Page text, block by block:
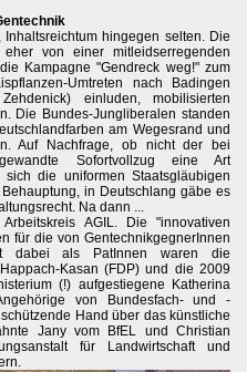
hingegen selten. Die
von einer mitleidserregenden
Kampagne "Gendreck weg!" zum
Umtreten nach Badingen
einluden, mobilisierten
Die Bundes-Jungliberalen standen
am Wegesrand und
Auf Nachfrage, ob nicht der bei
Sofortvollzug eine Art
die uniformen Staatsgläubigen
in Deutschlang gäbe es
Na dann ...
AGIL. Die "innovativen
für die von GentechnikgegnerInnen
dabei als PatInnen waren die
Kasan (FDP) und die 2009
(!) aufgestiegene Katherina
von Bundesfach- und -
Hand über das künstliche
Jany vom BfEL und Christian
für Landwirtschaft und